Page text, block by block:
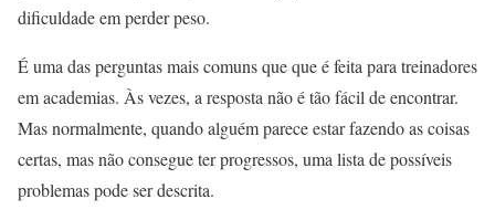
dificuldade em perder peso.
É uma das perguntas mais comuns que que é feita para treinadores
em academias. Às vezes, a resposta não é tão fácil de encontrar.
Mas normalmente, quando alguém parece estar fazendo as coisas
certas, mas não consegue ter progressos, uma lista de possíveis
problemas pode ser descrita.